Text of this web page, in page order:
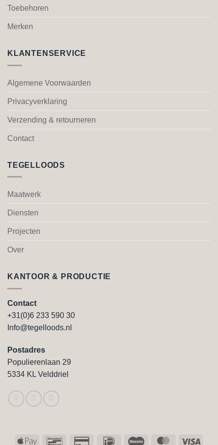
de
de
Toebehoren
Merken
KLANTENSERVICE
Algemene Voorwaarden
Privacyverklaring
Verzending & retourneren
Contact
TEGELLOODS
Maatwerk
Diensten
Projecten
Over
KANTOOR & PRODUCTIE
Contact
+31(0)6 233 590 30
Info@tegelloods.nl
Postadres
Populierenlaan 29
5334 KL Velddriel
Apple BancontactCredit IDeal Maestro MasterCard